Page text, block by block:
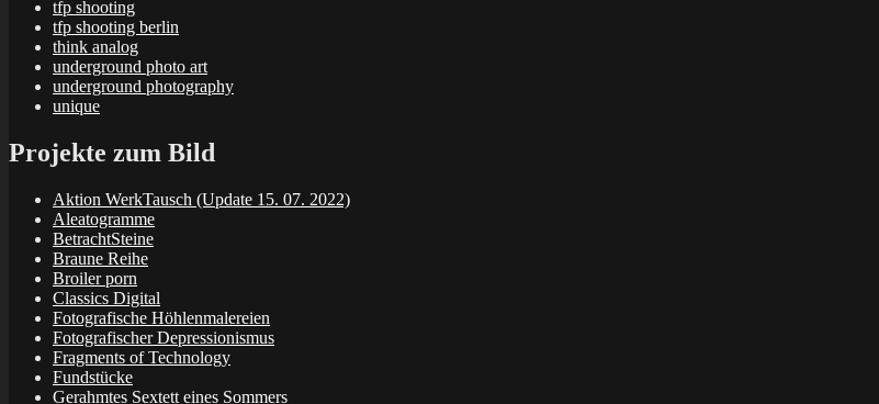
tfp shooting
tfp shooting berlin
think analog
underground photo art
underground photography
unique
Projekte zum Bild
Aktion WerkTausch (Update 15. 07. 2022)
Aleatogramme
BetrachtSteine
Braune Reihe
Broiler porn
Classics Digital
Fotografische Höhlenmalereien
Fotografischer Depressionismus
Fragments of Technology
Fundstücke
Gerahmtes Sextett eines Sommers